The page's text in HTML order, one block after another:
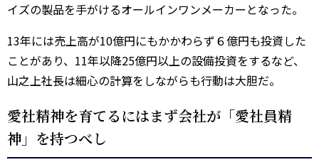
イズの製品を手がけるオールインワンメーカーとなった。
13年には売上高が10億円にもかかわらず６億円も投資した
ことがあり、11年以降25億円以上の設備投資をするなど、
山之上社長は細心の計算をしながらも行動は大胆だ。
愛社精神を育てるにはまず会社が「愛社員精
神」を持つべし